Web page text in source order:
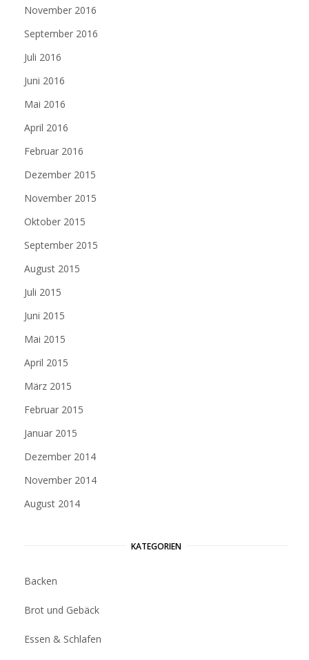
November 2016
September 2016
Juli 2016
Juni 2016
Mai 2016
April 2016
Februar 2016
Dezember 2015
November 2015
Oktober 2015
September 2015
August 2015
Juli 2015
Juni 2015
Mai 2015
April 2015
März 2015
Februar 2015
Januar 2015
Dezember 2014
November 2014
August 2014
KATEGORIEN
Backen
Brot und Gebäck
Essen & Schlafen